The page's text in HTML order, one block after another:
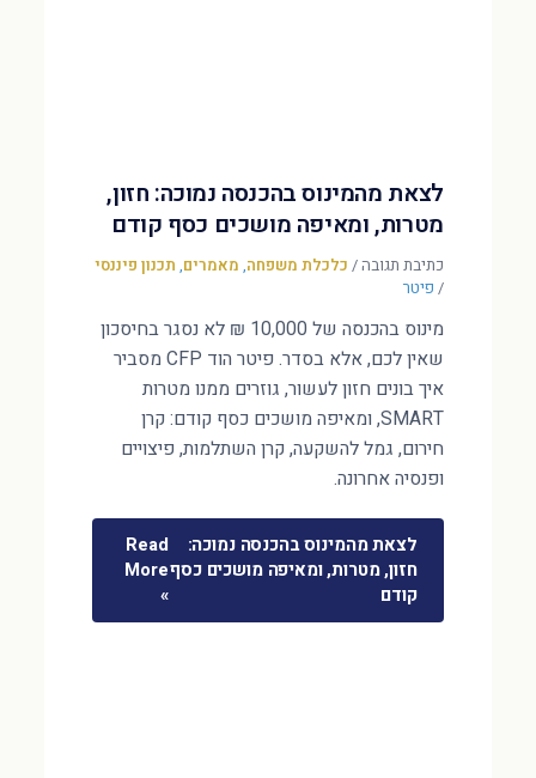
לצאת מהמינוס בהכנסה נמוכה: חזון,
מטרות, ומאיפה מושכים כסף קודם
כתיבת תגובה/ כלכלת משפחה, מאמרים, תכנון פיננסי
/ פיטר
מינוס בהכנסה של 10,000 ₪ לא נסגר בחיסכון
שאין לכם, אלא בסדר. פיטר הוד CFP מסביר
איך בונים חזון לעשור, גוזרים ממנו מטרות
SMART, ומאיפה מושכים כסף קודם: קרן
חירום, גמל להשקעה, קרן השתלמות, פיצויים
ופנסיה אחרונה.
לצאת מהמינוס בהכנסה נמוכה:
חזון, מטרות, ומאיפה מושכים כסף
קודם
Read
More
»